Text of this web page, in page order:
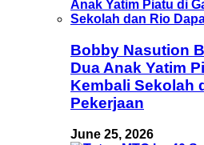
Bobby Nasution
Dua Anak Yatim
Kembali Sekolah
Pekerjaan
June 25, 2026